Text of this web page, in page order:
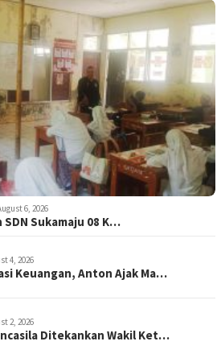
6, 2026
Sukamaju 08 K…
4, 2026
Keuangan, Anton Ajak Ma…
2, 2026
Ditekankan Wakil Ket…